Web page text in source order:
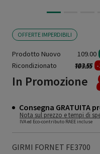
OFFERTE IMPERDIBILI
Prodotto Nuovo 109.00
Ricondizionato
Prezzo
103.55a
In Promozione
Consegna GRATUITA
Nota sul prezzo e tempi di
IVA ed Eco-contributo RAEE incluse
GIRMI FORNET FE3700